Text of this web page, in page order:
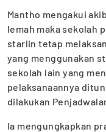
Mantho mengakui
lemah maka sekolah
starlin tetap
yang menggunakan
sekolah lain yang
pelaksanaannya
dilakukan
Ia mengungkapkan